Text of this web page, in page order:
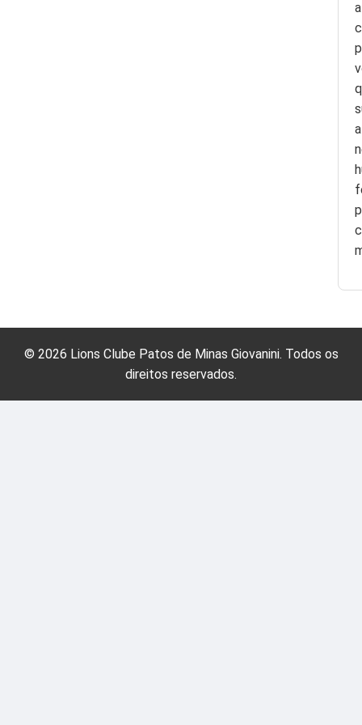
© 2026 Lions Clube Patos de Minas Giovanini. Todos os
direitos reservados.